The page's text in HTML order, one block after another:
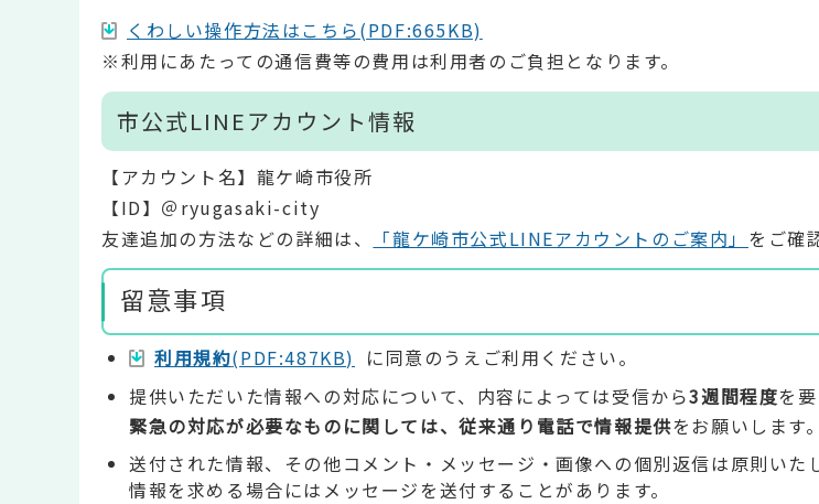
くわしい操作方法はこちら(PDF:665KB)
※利用にあたっての通信費等の費用は利用者のご負担となります。
市公式LINEアカウント情報
【アカウント名】龍ケ崎市役所
【ID】＠ryugasaki-city
友達追加の方法などの詳細は、
「龍ケ崎市公式LINEアカウントのご案内」 をご確
留意事項
利用規約(PDF:487KB)
に同意のうえご利用ください。
提供いただいた情報への対応について、内容によっては受信から3週間程度を
緊急の対応が必要なものに関しては、従来通り電話で情報提供をお願いします。
送付された情報、その他コメント・メッセージ・画像への個別返信は原則いた
情報を求める場合にはメッセージを送付することがあります。